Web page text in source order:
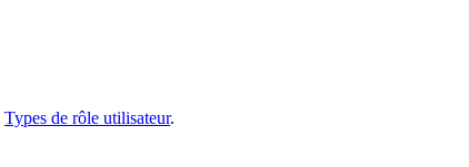
Types de rôle utilisateur.